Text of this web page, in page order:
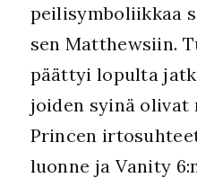
peilisymboliikkaa
sen Matthewsiin.
päättyi lopulta
joiden syinä olivat
Princen
luonne ja Vanity